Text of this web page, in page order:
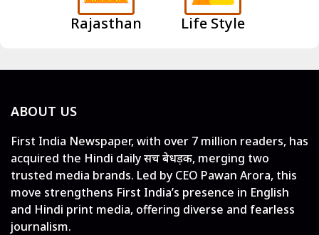
Rajasthan Life Style
ABOUT US
First India Newspaper, with over 7 million readers, has
acquired the Hindi daily सच बेधड़क, merging two
trusted media brands. Led by CEO Pawan Arora, this
move strengthens First India’s presence in English
and Hindi print media, offering diverse and fearless
journalism.